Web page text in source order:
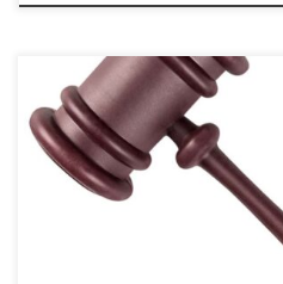
Härmed kallas du som är medlem i
till ett extra administrationsmöte